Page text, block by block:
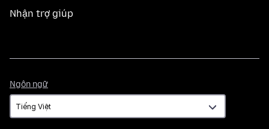
Nhận trợ giúp
Ngôn ngữ
ngữ